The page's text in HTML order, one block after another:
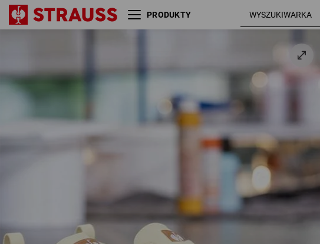
PRODUKTY
S1 Buty bezpieczne e.s.
jasnobeżowy